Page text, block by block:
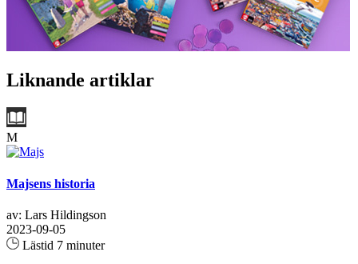
Liknande artiklar
M
Majsens historia
av: Lars Hildingson
2023-09-05
Lästid 7 minuter